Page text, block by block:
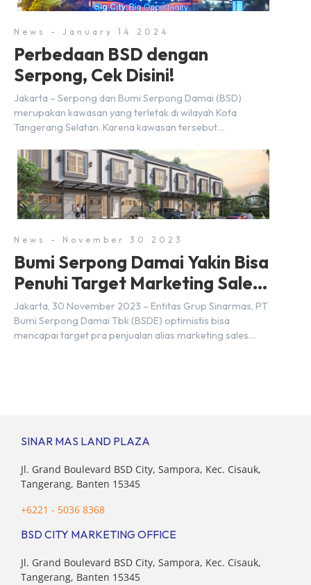
rumah maupun investasi di sektor […]
News - January 14 2024
Perbedaan BSD dengan
Serpong, Cek Disini!
Jakarta – Serpong dan Bumi Serpong Damai (BSD)
merupakan kawasan yang terletak di wilayah Kota
Tangerang Selatan. Karena kawasan tersebut
kita yang mengira kedua wilayah ini merupakan tempat
yang sama. Padahal anggapan tersebut kurang tepat.
Sebab Serpong dan BSD merupakan dua kawasan yang
berbeda. Berikut penjelasannya. Baca Juga: […]
News - November 30 2023
Bumi Serpong Damai Yakin Bisa
Penuhi Target Marketing Sales
Tahun 2023
Jakarta, 30 November 2023 – Entitas Grup Sinarmas, PT
Bumi Serpong Damai Tbk (BSDE) optimistis bisa
mencapai target pra penjualan alias marketing sales
SINAR MAS LAND PLAZA
Jl. Grand Boulevard BSD City, Sampora, Kec. Cisauk,
Tangerang, Banten 15345
+6221 - 5036 8368
BSD CITY MARKETING OFFICE
Jl. Grand Boulevard BSD City, Sampora, Kec. Cisauk,
Tangerang, Banten 15345